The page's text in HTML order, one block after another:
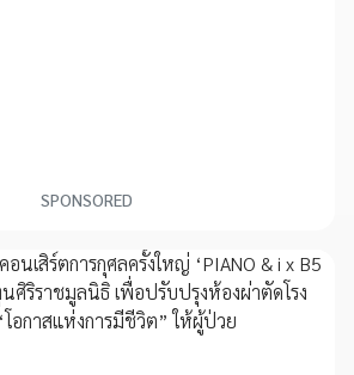
SPONSORED